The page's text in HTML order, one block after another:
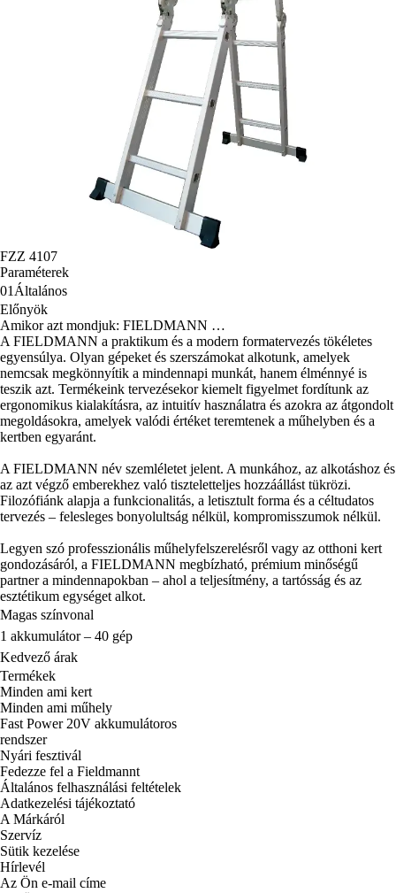
FZZ 4107
Paraméterek
01 Általános
Előnyök
Amikor azt mondjuk: FIELDMANN …
A FIELDMANN a praktikum és a modern formatervezés tökéletes
egyensúlya. Olyan gépeket és szerszámokat alkotunk, amelyek
nemcsak megkönnyítik a mindennapi munkát, hanem élménnyé is
teszik azt. Termékeink tervezésekor kiemelt figyelmet fordítunk az
ergonomikus kialakításra, az intuitív használatra és azokra az átgondolt
megoldásokra, amelyek valódi értéket teremtenek a műhelyben és a
kertben egyaránt.
A FIELDMANN név szemléletet jelent. A munkához, az alkotáshoz és
az azt végző emberekhez való tiszteletteljes hozzáállást tükrözi.
Filozófiánk alapja a funkcionalitás, a letisztult forma és a céltudatos
tervezés – felesleges bonyolultság nélkül, kompromisszumok nélkül.
Legyen szó professzionális műhelyfelszerelésről vagy az otthoni kert
gondozásáról, a FIELDMANN megbízható, prémium minőségű
partner a mindennapokban – ahol a teljesítmény, a tartósság és az
esztétikum egységet alkot.
Magas színvonal
1 akkumulátor – 40 gép
Kedvező árak
Termékek
Minden ami kert
Minden ami műhely
Fast Power 20V akkumulátoros
rendszer
Nyári fesztivál
Fedezze fel a Fieldmannt
Általános felhasználási feltételek
Adatkezelési tájékoztató
A Márkáról
Szervíz
Sütik kezelése
Hírlevél
Az Ön e-mail címe